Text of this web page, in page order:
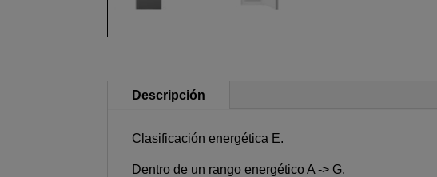
Descripción
Clasificación energética E.
Dentro de un rango energético A -> G.